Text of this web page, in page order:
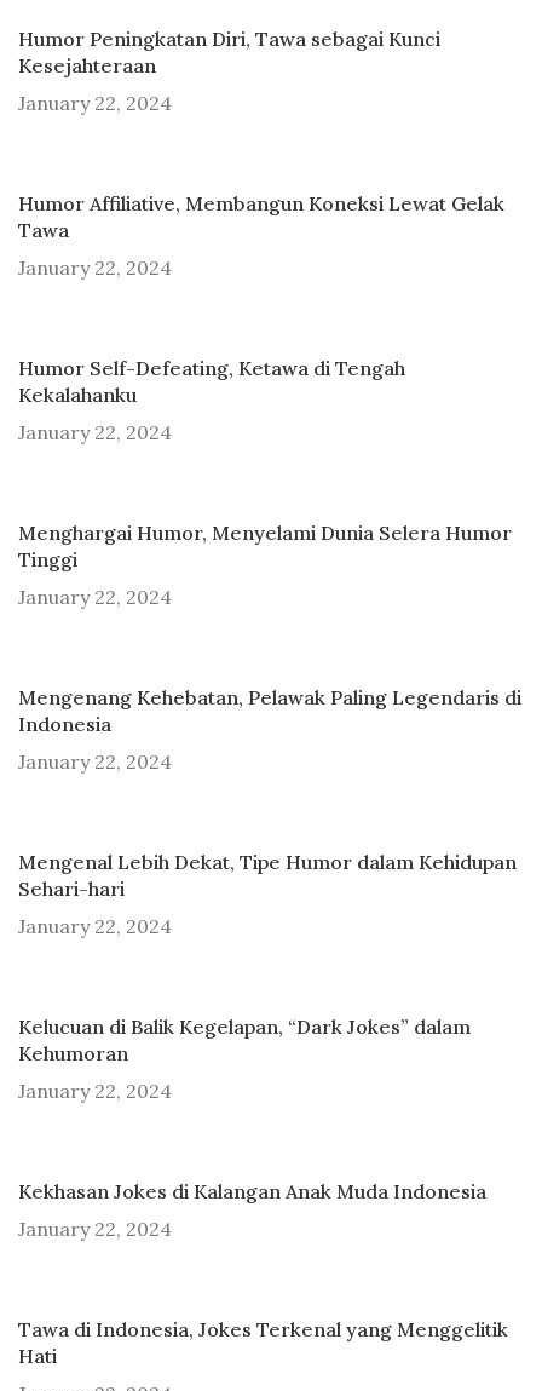
Humor Peningkatan Diri, Tawa sebagai Kunci
Kesejahteraan
January 22, 2024
Humor Affiliative, Membangun Koneksi Lewat Gelak
Tawa
January 22, 2024
Humor Self-Defeating, Ketawa di Tengah
Kekalahanku
January 22, 2024
Menghargai Humor, Menyelami Dunia Selera Humor
Tinggi
January 22, 2024
Mengenang Kehebatan, Pelawak Paling Legendaris di
Indonesia
January 22, 2024
Mengenal Lebih Dekat, Tipe Humor dalam Kehidupan
Sehari-hari
January 22, 2024
Kelucuan di Balik Kegelapan, “Dark Jokes” dalam
Kehumoran
January 22, 2024
Kekhasan Jokes di Kalangan Anak Muda Indonesia
January 22, 2024
Tawa di Indonesia, Jokes Terkenal yang Menggelitik
Hati